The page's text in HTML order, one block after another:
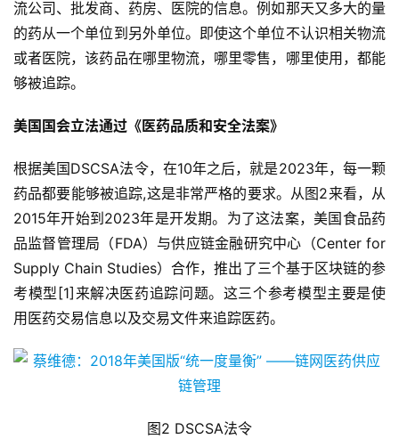
流公司、批发商、药房、医院的信息。例如那天又多大的量
的药从一个单位到另外单位。即使这个单位不认识相关物流
或者医院，该药品在哪里物流，哪里零售，哪里使用，都能
够被追踪。
美国国会立法通过《医药品质和安全法案》
根据美国DSCSA法令，在10年之后，就是2023年，每一颗
药品都要能够被追踪,这是非常严格的要求。从图2来看，从
2015年开始到2023年是开发期。为了这法案，美国食品药
品监督管理局（FDA）与供应链金融研究中心（Center for
Supply Chain Studies）合作，推出了三个基于区块链的参
考模型[1]来解决医药追踪问题。这三个参考模型主要是使
用医药交易信息以及交易文件来追踪医药。
图2 DSCSA法令